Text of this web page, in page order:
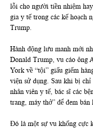
lỗi cho người tiền nhiệm
gia y tế trong các kế hoạch
Trump.
Hành động lưu manh mới
Donald Trump, vu cáo ông
York về “tội” giấu giếm
viện sử dụng. Sau khi bị
nhân viên y tế, bác sĩ các
trang, máy thở” để đem
Đó là một sự vu khống cực